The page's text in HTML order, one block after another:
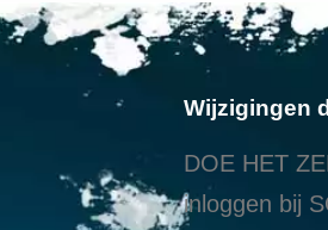
Wijzigingen
DOE HET
inloggen bij